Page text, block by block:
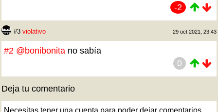
-2
#3 violativo 29 oct 2021, 23:43
#2 @bonibonita no sabía
0
Deja tu comentario
Necesitas tener una cuenta para poder dejar comentarios.